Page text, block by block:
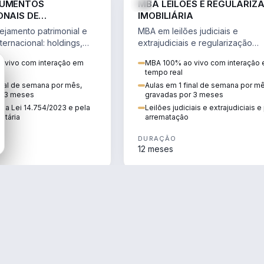
DE
PATRIMONIAL &
patrimonial e
holdings,
sob a Lei
a Reforma Tributária.
vivo com interação em
de semana por mês,
3 meses
Lei 14.754/2023 e pela
MBA LEILÕES E
IMOBILIÁRIA
MBA em leilões judiciais e
extrajudiciais e regularização
alienação fiduciária e pós-
arrematação.
MBA 100% ao vivo com interação
tempo real
Aulas em 1 final de semana por
gravadas por 3 meses
Leilões judiciais e extrajudiciais
arrematação
DURAÇÃO
12 meses